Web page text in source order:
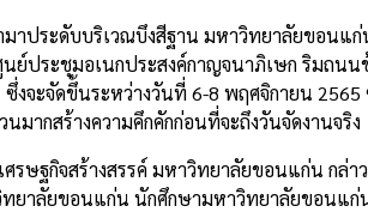
าประดับบริเวณบึงสีฐาน มหาวิทยาลัยขอนแก่
ย์ประชุมอเนกประสงค์กาญจนาภิเษก ริมถน
จะจัดขึ้นระหว่างวันที่ 6-8 พฤศจิกายน
มากสร้างความคึกคักก่อนที่จะถึงวันจัดงานจริง
ษฐกิจสร้างสรรค์ มหาวิทยาลัยขอนแก่น กล่า
ทยาลัยขอนแก่น นักศึกษามหาวิทยาลัยขอนแ